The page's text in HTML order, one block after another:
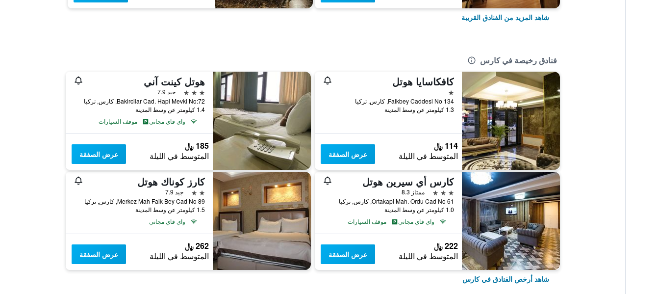
شاهد المزيد من الفنادق القريبة
فنادق رخيصة في كارس
كافكاسايا هوتل
نجمة واحدة
Faikbey Caddesi No 134, كارس, تركيا
1.3 كيلومتر عن وسط المدينة
114 ﷼
المتوسط في الليلة عرض الصفقة
هوتل كينت آني
3 نجوم
جيد 7.9
Bakircilar Cad. Hapi Mevki No:72, كارس, تركيا
1.4 كيلومتر عن وسط المدينة
واي فاي مجاني
موقف السيارات
185 ﷼
المتوسط في الليلة عرض الصفقة
كارس أي سيرين هوتل
3 نجوم
ممتاز 8.3
Ortakapi Mah. Ordu Cad No 61, كارس, تركيا
1.0 كيلومتر عن وسط المدينة
واي فاي مجاني
موقف السيارات
222 ﷼
المتوسط في الليلة عرض الصفقة
كارز كوناك هوتل
2 نجمتين
جيد 7.9
Merkez Mah Faik Bey Cad No 89, كارس, تركيا
1.5 كيلومتر عن وسط المدينة
واي فاي مجاني
262 ﷼
المتوسط في الليلة عرض الصفقة
شاهد أرخص الفنادق في كارس